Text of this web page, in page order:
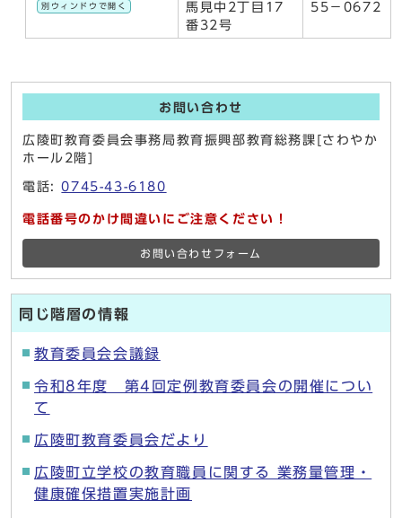
別ウィンドウで開く
馬見中2丁目17
番32号
55－0672
お問い合わせ
広陵町教育委員会事務局教育振興部教育総務課[さわやか
ホール2階]
電話:0745-43-6180
電話番号のかけ間違いにご注意ください！
お問い合わせフォーム
同じ階層の情報
教育委員会会議録
令和8年度 第4回定例教育委員会の開催につい
て
広陵町教育委員会だより
広陵町立学校の教育職員に関する 業務量管理・
健康確保措置実施計画